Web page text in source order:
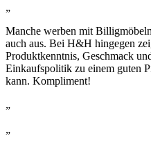
„
Manche werben mit
auch aus. Bei H&H hingegen
Produktkenntnis, Geschmack
Einkaufspolitik zu einem guten
kann. Kompliment!
„
„